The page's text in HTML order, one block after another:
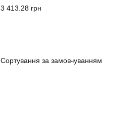
3 413.28 грн